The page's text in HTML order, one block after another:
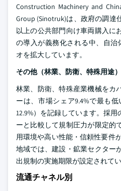
Construction Machinery and
Group (Sinotruk)は、政府の調達
以上の公共部門向け車両購入に
の導入が義務化される中、自治
オを拡大しています。
その他（林業、防衛、特殊用途）
林業、防衛、特殊産業機械をカ
ーは、市場シェア9.4%で最も
12.9%）を記録しています。採
ーと比較して規制圧力が限定的
用環境や高い性能・信頼性要件
地域では、建設・鉱業セクター
出規制の実施期限が設定されてい
流通チャネル別